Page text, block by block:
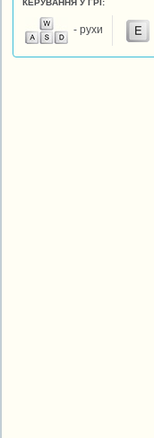
КЕРУВАННЯ У ГРІ:
- рухи